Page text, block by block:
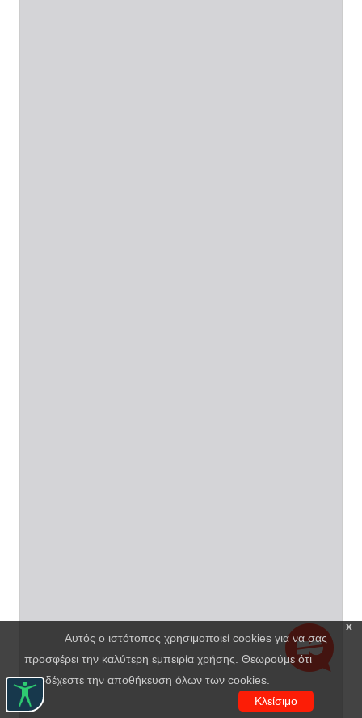
x
Αυτός ο ιστότοπος χρησιμοποιεί cookies για να σας
προσφέρει την καλύτερη εμπειρία χρήσης. Θεωρούμε ότι
αποδέχεστε την αποθήκευση όλων των cookies.
Κλείσιμο